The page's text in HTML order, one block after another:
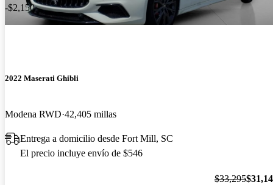
-$2,150
2022 Maserati Ghibli
Modena RWD 42,405 millas
Entrega a domicilio desde Fort Mill, SC
El precio incluye envío de $546
$33,295